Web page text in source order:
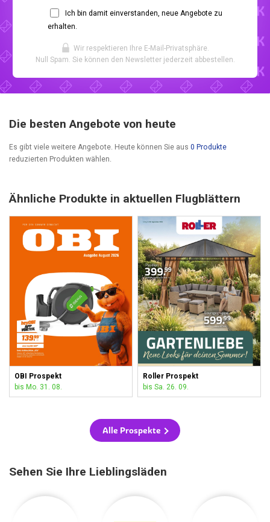
Ich bin damit einverstanden, neue Angebote zu
erhalten.
Wir respektieren Ihre E-Mail-Privatsphäre.
Null Spam. Sie können den Newsletter jederzeit abbestellen.
Die besten Angebote von heute
Es gibt viele weitere Angebote. Heute können Sie aus 0 Produkte
reduzierten Produkten wählen.
Ähnliche Produkte in aktuellen Flugblättern
OBI Prospekt
bis Mo. 31. 08.
Roller Prospekt
bis Sa. 26. 09.
Alle Prospekte
Sehen Sie Ihre Lieblingsläden